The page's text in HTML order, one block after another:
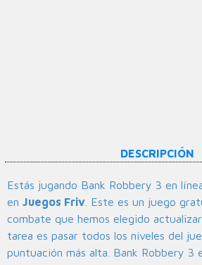
DESCRIPCIÓN
Estás jugando Bank Robbery 3 en
en Juegos Friv . Este es un juego
combate que hemos elegido
tarea es pasar todos los niveles del
puntuación más alta. Bank Robbery 3